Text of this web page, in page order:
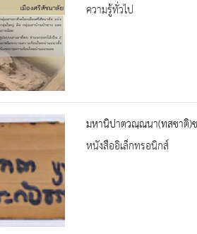
ความรู้ทั่วไป
มหานิปาตวณฺณนา(ทสชาติ)
หนังสืออิเล็กทรอนิกส์